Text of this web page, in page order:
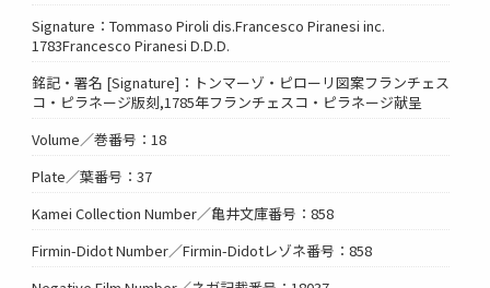
Signature：Tommaso Piroli dis.Francesco Piranesi inc.
1783Francesco Piranesi D.D.D.
銘記・署名 [Signature]：トンマーゾ・ピローリ図案フランチェス
コ・ピラネージ版刻,1785年フランチェスコ・ピラネージ献呈
Volume／巻番号：18
Plate／葉番号：37
Kamei Collection Number／亀井文庫番号：858
Firmin-Didot Number／Firmin-Didotレゾネ番号：858